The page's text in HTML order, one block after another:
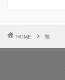
HOME 靴